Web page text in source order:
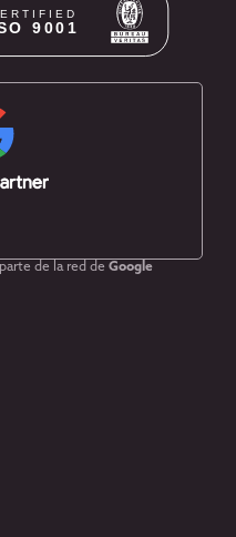
de la red de Google